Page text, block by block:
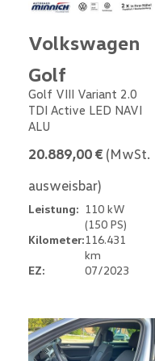
Volkswagen
Golf
Golf VIII Variant 2.0
TDI Active LED NAVI
ALU
20.889,00 € (MwSt.
ausweisbar)
Leistung: 110 kW
(150 PS)
Kilometer:116.431
km
EZ:
07/2023